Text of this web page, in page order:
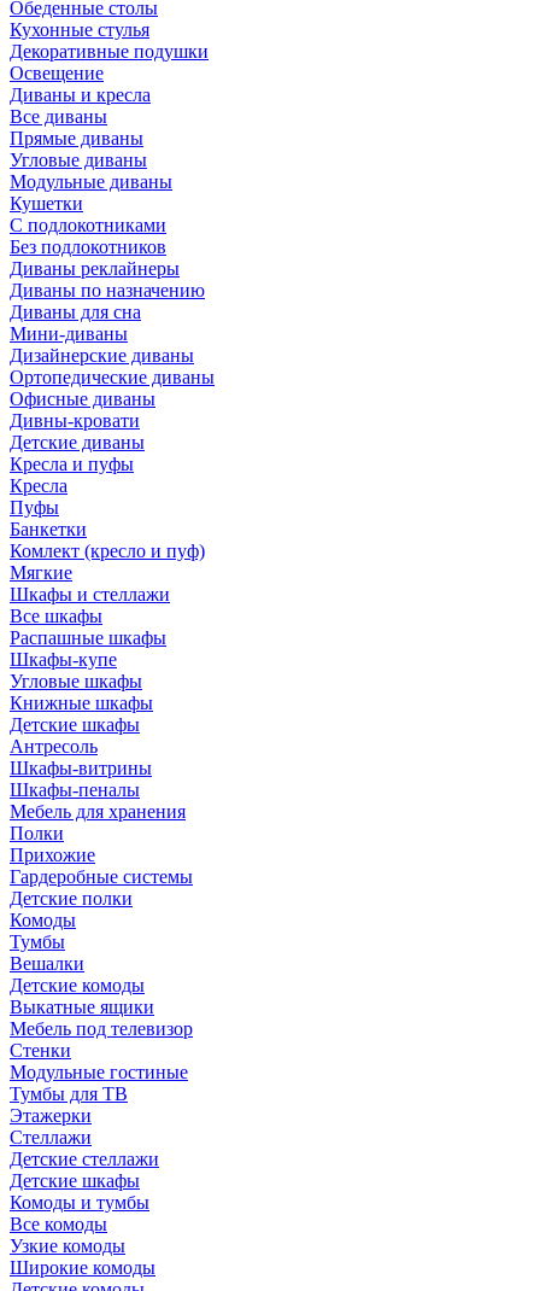
Обеденные столы
Кухонные стулья
Декоративные подушки
Освещение
Диваны и кресла
Все диваны
Прямые диваны
Угловые диваны
Модульные диваны
Кушетки
С подлокотниками
Без подлокотников
Диваны реклайнеры
Диваны по назначению
Диваны для сна
Мини-диваны
Дизайнерские диваны
Ортопедические диваны
Офисные диваны
Дивны-кровати
Детские диваны
Кресла и пуфы
Кресла
Пуфы
Банкетки
Комлект (кресло и пуф)
Мягкие
Шкафы и стеллажи
Все шкафы
Распашные шкафы
Шкафы-купе
Угловые шкафы
Книжные шкафы
Детские шкафы
Антресоль
Шкафы-витрины
Шкафы-пеналы
Мебель для хранения
Полки
Прихожие
Гардеробные системы
Детские полки
Комоды
Тумбы
Вешалки
Детские комоды
Выкатные ящики
Мебель под телевизор
Стенки
Модульные гостиные
Тумбы для ТВ
Этажерки
Стеллажи
Детские стеллажи
Детские шкафы
Комоды и тумбы
Все комоды
Узкие комоды
Широкие комоды